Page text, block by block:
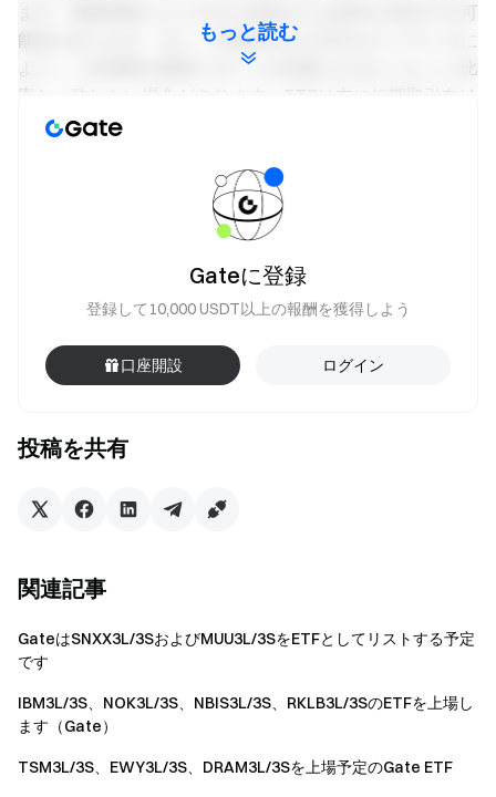
ます。価格変動により大きな利益または損失が発生する可
能性があります。また、定期的および日中のリバランスに
より、一定期間の累積リターンが目標とするレバレッジ比
率と一致しない場合があります。ETFは主に短期取引向け
に設計されており、長期保有には適していません。取引前
暗号通貨へのゲートウェイ
能
今すぐ行動を
を獲得
つながりを維持しましょう
Gate 公式ウェブサイトを訪問
Gate アプリ | デスクトップをダウンロード
X (Twitter) でフォロー
グローバルコミュニティと交流して最新の洞察を得る
透明性とセキュリティ
100％ の準備金証明をチェック
もっと読む
投稿を共有
Gateに登録
登録して10,000 USDT以上の報酬を獲得しよう
口座開設 ログイン
関連記事
GateはSNXX3L/3SおよびMUU3L/3SをETFとしてリストする予定
です
IBM3L/3S、NOK3L/3S、NBIS3L/3S、RKLB3L/3SのETFを上場し
ます（Gate）
TSM3L/3S、EWY3L/3S、DRAM3L/3Sを上場予定のGate ETF